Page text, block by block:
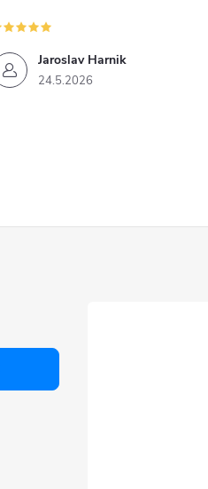
Jaroslav Harnik
24.5.2026